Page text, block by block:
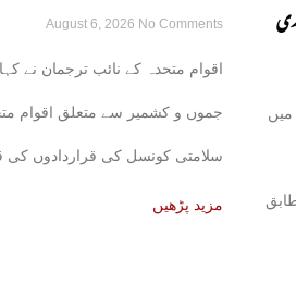
میں
قراردادوں کی قانونی حیثیت تبدیل
نائب ترجمان یو این
August 6, 2026 No Comments
اقوام متحدہ کے نائب ترجمان نے
جموں و کشمیر سے متعلق اقوام
سلامتی کونسل کی قراردادوں کی
حیثیت میں
مزید پڑھیں